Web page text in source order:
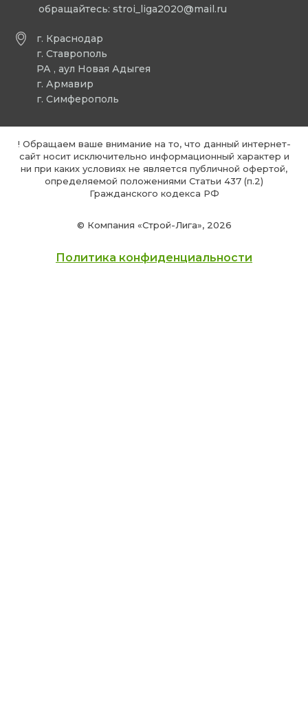
г. Краснодар
г. Ставрополь
РА , аул Новая Адыгея
г. Армавир
г. Симферополь
обращайтесь: stroi_liga2020@mail.ru
© Компания «Строй-Лига», 2026
! Обращаем ваше внимание на то, что данный интернет-
сайт носит исключительно информационный характер и
ни при каких условиях не является публичной офертой,
определяемой положениями Статьи 437 (п.2)
Гражданского кодекса РФ
Политика конфиденциальности